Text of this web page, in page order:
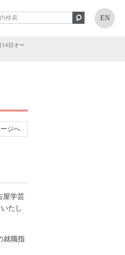
EN
14日オー
ジへ
屋学芸
たし
就職指